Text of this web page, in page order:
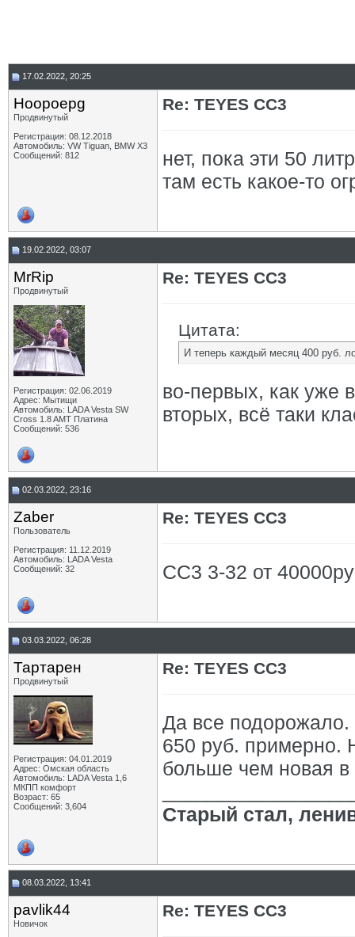
17.02.2022, 20:25
Hoopoepg
Продвинутый
Регистрация: 08.12.2018
Автомобиль: VW Tiguan, BMW X3
Сообщений: 812
Re: TEYES CC3
нет, пока эти 50
там есть какое-то
19.02.2022, 03:07
MrRip
Продвинутый
Регистрация: 02.06.2019
Адрес: Мытищи
Автомобиль: LADA Vesta SW
Cross 1.8 AMT Платина
Сообщений: 536
Re: TEYES CC3
Цитата:
И теперь каждый месяц 400 руб.
во-первых, как уже
вторых, всё таки
02.03.2022, 23:16
Zaber
Пользователь
Регистрация: 11.12.2019
Автомобиль: LADA Vesta
Сообщений: 32
Re: TEYES CC3
СС3 3-32 от
03.03.2022, 06:28
Тартарен
Продвинутый
Регистрация: 04.01.2019
Адрес: Омская область
Автомобиль: LADA Vesta 1,6
МКПП комфорт
Возраст: 65
Сообщений: 3,604
Re: TEYES CC3
Да все
650 руб. примерно.
больше чем новая в
Старый стал,
08.03.2022, 13:41
pavlik44
Новичок
Re: TEYES CC3